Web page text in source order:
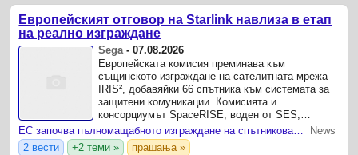
Европейският отговор на Starlink навлиза в етап
на реално изграждане
Sega-07.08.2026
Европейската комисия преминава към
същинското изграждане на сателитната мрежа
IRIS², добавяйки 66 спътника към системата за
защитени комуникации. Комисията и
консорциумът SpaceRISE, воден от SES,
Eutelsat и Hispasat, вече подписаха
споразумение за изпълнение на проекта на ...
ЕС започва пълномащабното изграждане на спътниковата мрежа IRIS 2
News
2 вести
+2 теми » прашања »